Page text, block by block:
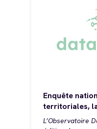
Enquête
territoriales,
L’Observatoire